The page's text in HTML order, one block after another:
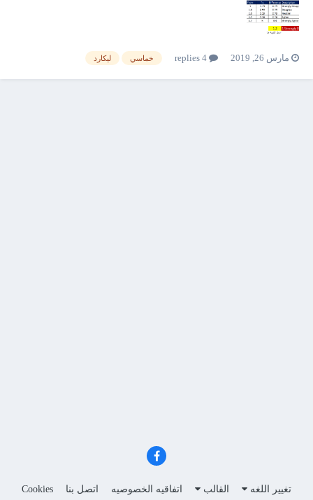
يحتاج ال...
مارس 26, 2019 خماسي ليكارد
تغيير اللغه القالب اتفاقيه الخصوصيه اتصل بنا Cookies